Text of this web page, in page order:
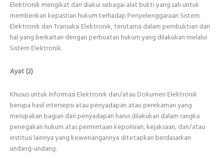
Elektronik mengikat dan diakui sebagai alat bukti yang sah untuk
memberikan kepastian hukum terhadap Penyelenggaraan Sistem
Elektronik dan Transaksi Elektronik, terutama dalam pembuktian dan
hal yang berkaitan dengan perbuatan hukum yang dilakukan melalui
Sistem Elektronik.
Ayat (2)
Khusus untuk Informasi Elektronik dan/atau Dokumen Elektronik
berupa hasil intersepsi atau penyadapan atau perekaman yang
merupakan bagian dari penyadapan harus dilakukan dalam rangka
penegakan hukum atas permintaan kepolisian, kejaksaan, dan/atau
institusi lainnya yang kewenangannya ditetapkan berdasarkan
undang-undang.